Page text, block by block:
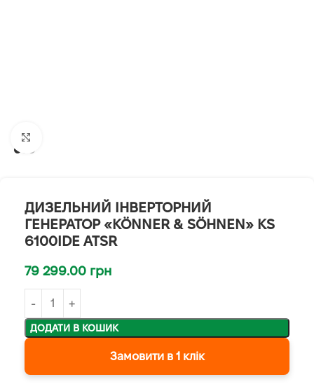
ДИЗЕЛЬНИЙ ІНВЕРТОРНИЙ
ГЕНЕРАТОР «KÖNNER & SÖHNEN» KS
6100IDЕ ATSR
79 299.00 грн
ДОДАТИ В КОШИК
Замовити в 1 клік